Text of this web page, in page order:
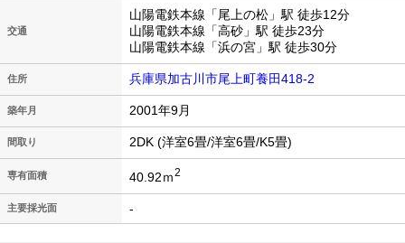
交通
山陽電鉄本線「尾上の松」駅 徒歩12分
山陽電鉄本線「高砂」駅 徒歩23分
山陽電鉄本線「浜の宮」駅 徒歩30分
住所 兵庫県加古川市尾上町養田418-2
築年月 2001年9月
間取り 2DK (洋室6畳/洋室6畳/K5畳)
専有面積 40.92ｍ2
主要採光面 -